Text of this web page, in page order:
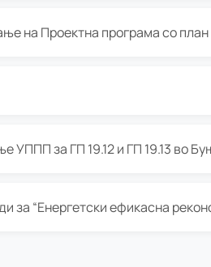
УППП за ГП 19.12 и ГП 19.13 во